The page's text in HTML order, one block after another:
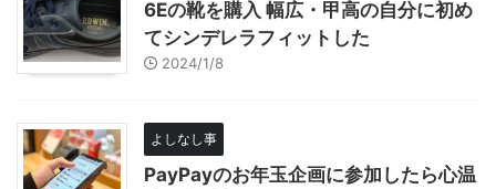
6Eの靴を購入 幅広・甲高の自分に初め
てシンデレラフィットした
2024/1/8
よしなし事
PayPayのお年玉企画に参加したら心温